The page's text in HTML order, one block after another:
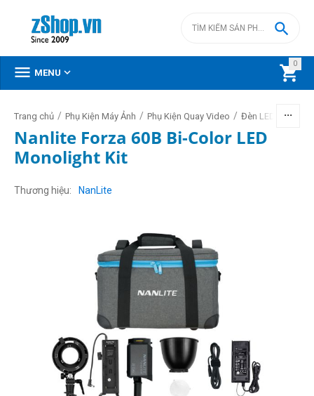
0


 MENU 
Trang chủ / Phụ Kiện Máy Ảnh / Phụ Kiện Quay Video / Đèn LED video
Nanlite Forza 60B Bi-Color LED
Monolight Kit
Thương hiệu NanLite